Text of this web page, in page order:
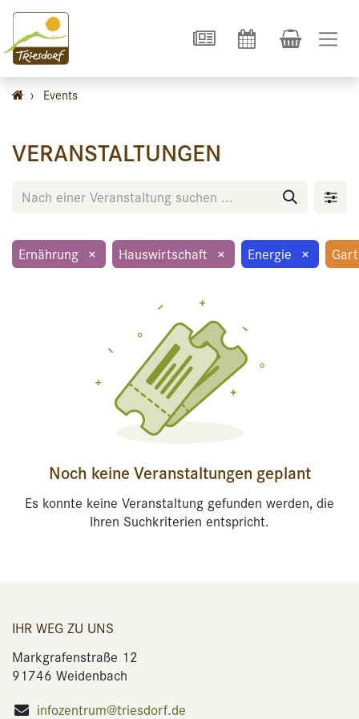
› Events
VERANSTALTUNGEN
Ernährung × Hauswirtschaft × Energie ×
Noch keine Veranstaltungen geplant
Es konnte keine Veranstaltung gefunden werden, die
Ihren Suchkriterien entspricht.
IHR WEG ZU UNS
Markgrafenstraße 12
91746 Weidenbach
infozentrum@triesdorf.de